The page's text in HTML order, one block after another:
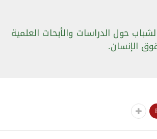
حول الدراسات والأبحاث العلمية
الإنسان.